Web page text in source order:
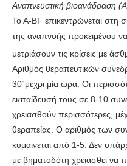
Αναπνευστική βιοανάδραση
To A-BF επικεντρώνεται στη
της αναπνοής προκειμένου
μετριάσουν τις κρίσεις με
Αριθμός θεραπευτικών
30΄μεχρι μία ώρα. Οι
εκπαίδευσή τους σε 8-10
χρειασθούν περισσότερες,
θεραπείας. Ο αριθμός των
κυμαίνεται από 1-5. Δεν
με βηματοδότη χρειασθεί να